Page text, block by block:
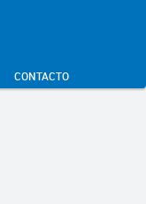
CONTACTO